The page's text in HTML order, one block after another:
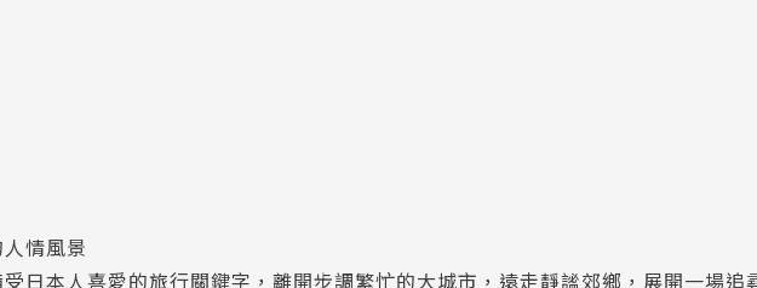
情風景
受日本人喜愛的旅行關鍵字，離開步調繁忙的大城市，遠走靜謐郊鄉，展開一場追